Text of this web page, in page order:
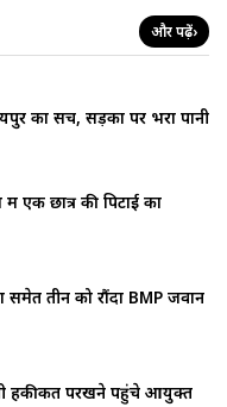
और पढ़ें›
का सच, सड़कों पर भरा पानी
एक छात्र की पिटाई का
समेत तीन को रौंदा BMP जवान
हकीकत परखने पहुंचे आयुक्त